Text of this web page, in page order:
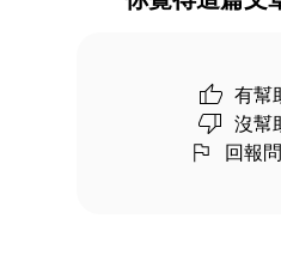
有幫
沒幫
回報